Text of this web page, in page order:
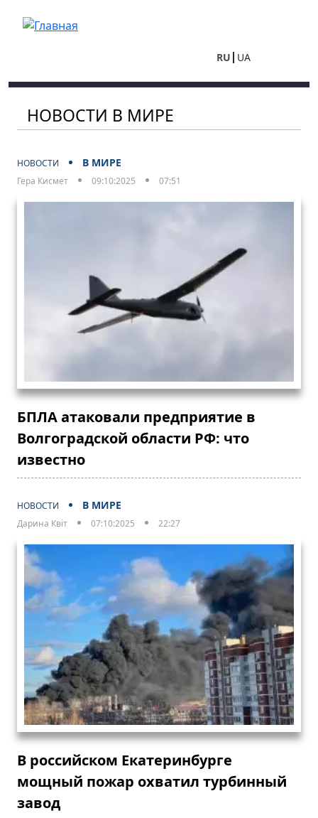
RU UA
НОВОСТИ В МИРЕ
НОВОСТИ В МИРЕ
Гера Кисмет 09:10:2025 07:51
БПЛА атаковали предприятие в
Волгоградской области РФ: что
известно
НОВОСТИ В МИРЕ
Дарина Квіт 07:10:2025 22:27
В российском Екатеринбурге
мощный пожар охватил турбинный
завод